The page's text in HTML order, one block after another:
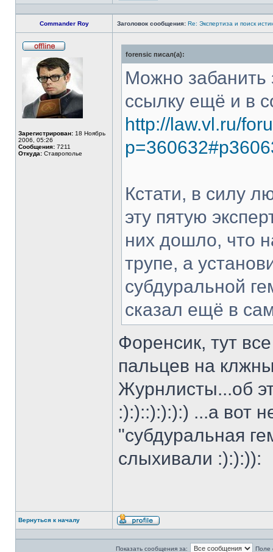
Профиль
Commander Roy Заголовок сообщения: Re: Экспертиза и поиск
в
сети
Зарегистрирован: 18 Ноябрь
2006, 05:26
Сообщения: 7211
Откуда: Ставрополье
forensic писал(а):
Можно забанить
ссылку ещё и в
http://law.vl.ru/
Кстати, в силу
эту пятую
них дошло, что
трупе, а
субдуральной
сказал ещё в
Форенсик, тут
пальцев на
Журнлисты...об
:):)::):):):) ...а вот
"субдуральная
слыхивали :):):)):
Вернуться к началу
Профиль
Показать сообщения за: Поле